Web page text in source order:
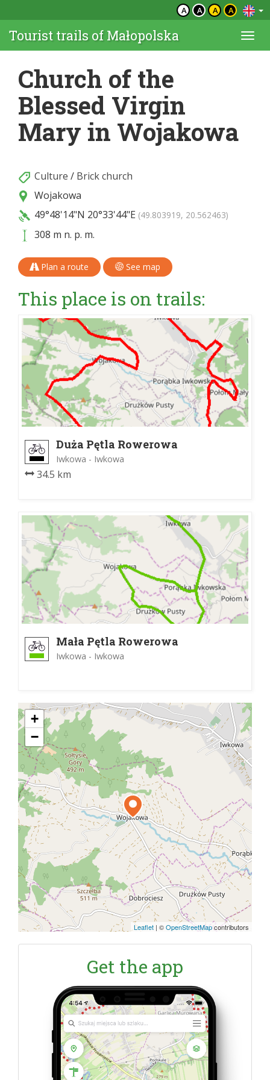
A A A A
Tourist trails of Małopolska
Church of the
Blessed Virgin
Mary in Wojakowa
Culture / Brick church
Wojakowa
49°48'14"N 20°33'44"E (49.803919, 20.562463)
308 m n. p. m.
Plan a route See map
This place is on trails:
Duża Pętla Rowerowa
Iwkowa - Iwkowa
34.5 km
Mała Pętla Rowerowa
Iwkowa - Iwkowa
+
−
Leaflet | ©OpenStreetMapcontributors
Get the app